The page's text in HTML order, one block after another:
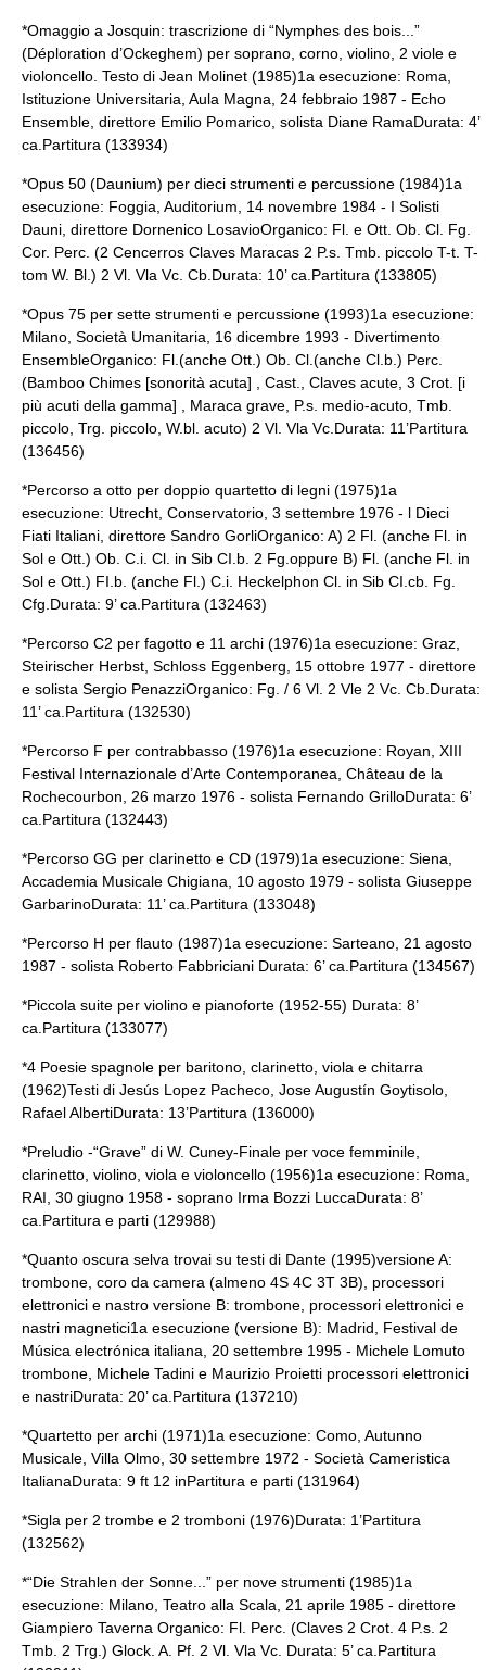
*Omaggio a Josquin: trascrizione di “Nymphes des bois...”
(Déploration d’Ockeghem) per soprano, corno, violino, 2 viole e
violoncello. Testo di Jean Molinet (1985)1a esecuzione: Roma,
Istituzione Universitaria, Aula Magna, 24 febbraio 1987 - Echo
Ensemble, direttore Emilio Pomarico, solista Diane RamaDurata: 4’
ca.Partitura (133934)
*Opus 50 (Daunium) per dieci strumenti e percussione (1984)1a
esecuzione: Foggia, Auditorium, 14 novembre 1984 - I Solisti
Dauni, direttore Dornenico LosavioOrganico: Fl. e Ott. Ob. Cl. Fg.
Cor. Perc. (2 Cencerros Claves Maracas 2 P.s. Tmb. piccolo T-t. T-
tom W. Bl.) 2 Vl. Vla Vc. Cb.Durata: 10’ ca.Partitura (133805)
*Opus 75 per sette strumenti e percussione (1993)1a esecuzione:
Milano, Società Umanitaria, 16 dicembre 1993 - Divertimento
EnsembleOrganico: Fl.(anche Ott.) Ob. Cl.(anche Cl.b.) Perc.
(Bamboo Chimes [sonorità acuta] , Cast., Claves acute, 3 Crot. [i
più acuti della gamma] , Maraca grave, P.s. medio-acuto, Tmb.
piccolo, Trg. piccolo, W.bl. acuto) 2 Vl. Vla Vc.Durata: 11’Partitura
(136456)
*Percorso a otto per doppio quartetto di legni (1975)1a
esecuzione: Utrecht, Conservatorio, 3 settembre 1976 - l Dieci
Fiati Italiani, direttore Sandro GorliOrganico: A) 2 Fl. (anche Fl. in
Sol e Ott.) Ob. C.i. Cl. in Sib CI.b. 2 Fg.oppure B) Fl. (anche Fl. in
Sol e Ott.) FI.b. (anche Fl.) C.i. Heckelphon Cl. in Sib CI.cb. Fg.
Cfg.Durata: 9’ ca.Partitura (132463)
*Percorso C2 per fagotto e 11 archi (1976)1a esecuzione: Graz,
Steirischer Herbst, Schloss Eggenberg, 15 ottobre 1977 - direttore
e solista Sergio PenazziOrganico: Fg. / 6 Vl. 2 Vle 2 Vc. Cb.Durata:
11’ ca.Partitura (132530)
*Percorso F per contrabbasso (1976)1a esecuzione: Royan, XIII
Festival Internazionale d’Arte Contemporanea, Château de la
Rochecourbon, 26 marzo 1976 - solista Fernando GrilloDurata: 6’
ca.Partitura (132443)
*Percorso GG per clarinetto e CD (1979)1a esecuzione: Siena,
Accademia Musicale Chigiana, 10 agosto 1979 - solista Giuseppe
GarbarinoDurata: 11’ ca.Partitura (133048)
*Percorso H per flauto (1987)1a esecuzione: Sarteano, 21 agosto
1987 - solista Roberto Fabbriciani Durata: 6’ ca.Partitura (134567)
*Piccola suite per violino e pianoforte (1952-55) Durata: 8’
ca.Partitura (133077)
*4 Poesie spagnole per baritono, clarinetto, viola e chitarra
(1962)Testi di Jesús Lopez Pacheco, Jose Augustín Goytisolo,
Rafael AlbertiDurata: 13’Partitura (136000)
*Preludio -“Grave” di W. Cuney-Finale per voce femminile,
clarinetto, violino, viola e violoncello (1956)1a esecuzione: Roma,
RAI, 30 giugno 1958 - soprano Irma Bozzi LuccaDurata: 8’
ca.Partitura e parti (129988)
*Quanto oscura selva trovai su testi di Dante (1995)versione A:
trombone, coro da camera (almeno 4S 4C 3T 3B), processori
elettronici e nastro versione B: trombone, processori elettronici e
nastri magnetici1a esecuzione (versione B): Madrid, Festival de
Música electrónica italiana, 20 settembre 1995 - Michele Lomuto
trombone, Michele Tadini e Maurizio Proietti processori elettronici
e nastriDurata: 20’ ca.Partitura (137210)
*Quartetto per archi (1971)1a esecuzione: Como, Autunno
Musicale, Villa Olmo, 30 settembre 1972 - Società Cameristica
ItalianaDurata: 9 ft 12 inPartitura e parti (131964)
*Sigla per 2 trombe e 2 tromboni (1976)Durata: 1’Partitura
(132562)
*“Die Strahlen der Sonne...” per nove strumenti (1985)1a
esecuzione: Milano, Teatro alla Scala, 21 aprile 1985 - direttore
Giampiero Taverna Organico: Fl. Perc. (Claves 2 Crot. 4 P.s. 2
Tmb. 2 Trg.) Glock. A. Pf. 2 Vl. Vla Vc. Durata: 5’ ca.Partitura